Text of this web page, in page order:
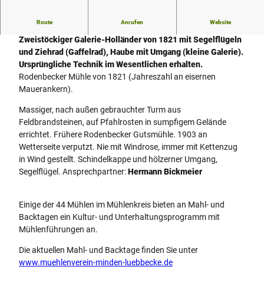
Route Anrufen Website
Rodenbecker Mühle
Zweistöckiger Galerie-Holländer von 1821 mit Segelflügeln
und Ziehrad (Gaffelrad), Haube mit Umgang (kleine Galerie).
Ursprüngliche Technik im Wesentlichen erhalten.
Rodenbecker Mühle von 1821 (Jahreszahl an eisernen
Mauerankern).
Massiger, nach außen gebrauchter Turm aus
Feldbrandsteinen, auf Pfahlrosten in sumpfigem Gelände
errichtet. Frühere Rodenbecker Gutsmühle. 1903 an
Wetterseite verputzt. Nie mit Windrose, immer mit Kettenzug
in Wind gestellt. Schindelkappe und hölzerner Umgang,
Segelflügel. Ansprechpartner:Hermann Bickmeier
Einige der 44 Mühlen im Mühlenkreis bieten an Mahl- und
Backtagen ein Kultur- und Unterhaltungsprogramm mit
Mühlenführungen an.
Die aktuellen Mahl- und Backtage finden Sie unter
www.muehlenverein-minden-luebbecke.de